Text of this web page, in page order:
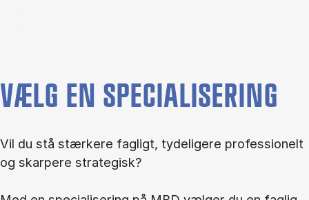
VÆLG EN SPECIALISERING
Vil du stå stær­ke­re fag­ligt, ty­de­li­ge­re pro­fes­sio­nelt
og skar­pe­re stra­te­gisk?